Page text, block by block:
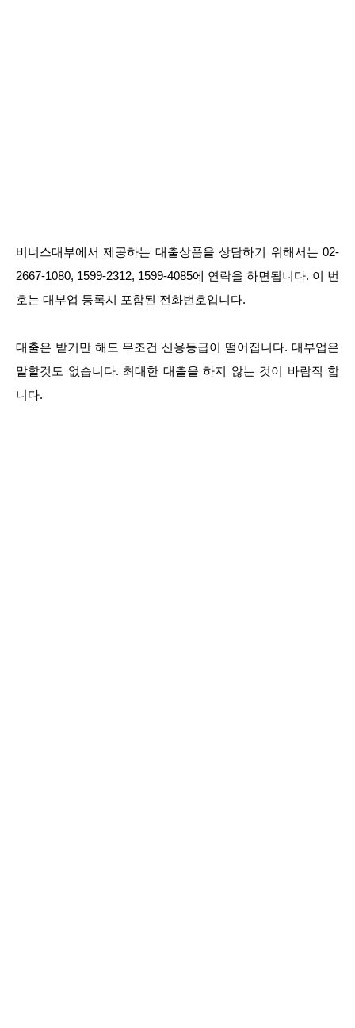
비너스대부에서 제공하는 대출상품을 상담하기 위해서는 02-
2667-1080, 1599-2312, 1599-4085에 연락을 하면됩니다. 이 번
호는 대부업 등록시 포함된 전화번호입니다.
대출은 받기만 해도 무조건 신용등급이 떨어집니다. 대부업은
말할것도 없습니다. 최대한 대출을 하지 않는 것이 바람직 합
니다.